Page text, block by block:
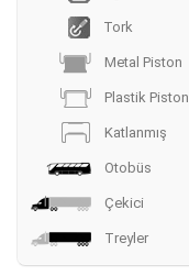
Tork
Metal Piston
Plastik Piston
Katlanmış
Otobüs
Çekici
Treyler